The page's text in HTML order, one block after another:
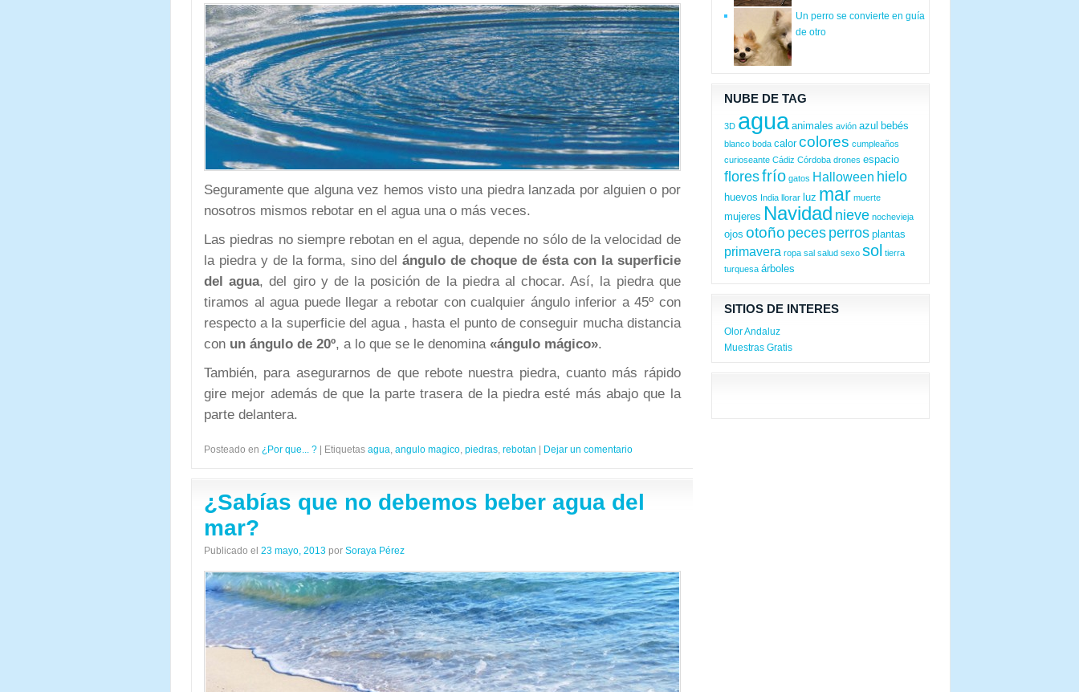
Seguramente que alguna vez hemos visto una piedra lanzada por alguien o por
nosotros mismos rebotar en el agua una o más veces.
Las piedras no siempre rebotan en el agua, depende no sólo de la velocidad de
la piedra y de la forma, sino delángulo de choque de ésta con la superficie
del agua, del giro y de la posición de la piedra al chocar. Así, la piedra que
tiramos al agua puede llegar a rebotar con cualquier ángulo inferior a 45º con
respecto a la superficie del agua , hasta el punto de conseguir mucha distancia
con un ángulo de 20º, a lo que se le denomina «ángulo mágico».
También, para asegurarnos de que rebote nuestra piedra, cuanto más rápido
gire mejor además de que la parte trasera de la piedra esté más abajo que la
parte delantera.
Posteado en ¿Por que... ? Etiquetas agua, angulo magico, piedras, rebotan Dejar un comentario
¿Sabías que no debemos beber agua del
mar?
Publicado el 23 mayo, 2013 por Soraya Pérez
Un perro se convierte en guía
de otro
NUBE DE TAG
3D agua animales avión azul bebés
blanco boda calor colores cumpleaños
curioseante Cádiz Córdoba drones espacio
floresfrío gatos Halloween hielo
huevos India llorar luz mar muerte
mujeres Navidad nieve nochevieja
ojos otoño peces perros plantas
primavera ropa sal salud sexo sol tierra
turquesa árboles
SITIOS DE INTERES
Olor Andaluz
Muestras Gratis